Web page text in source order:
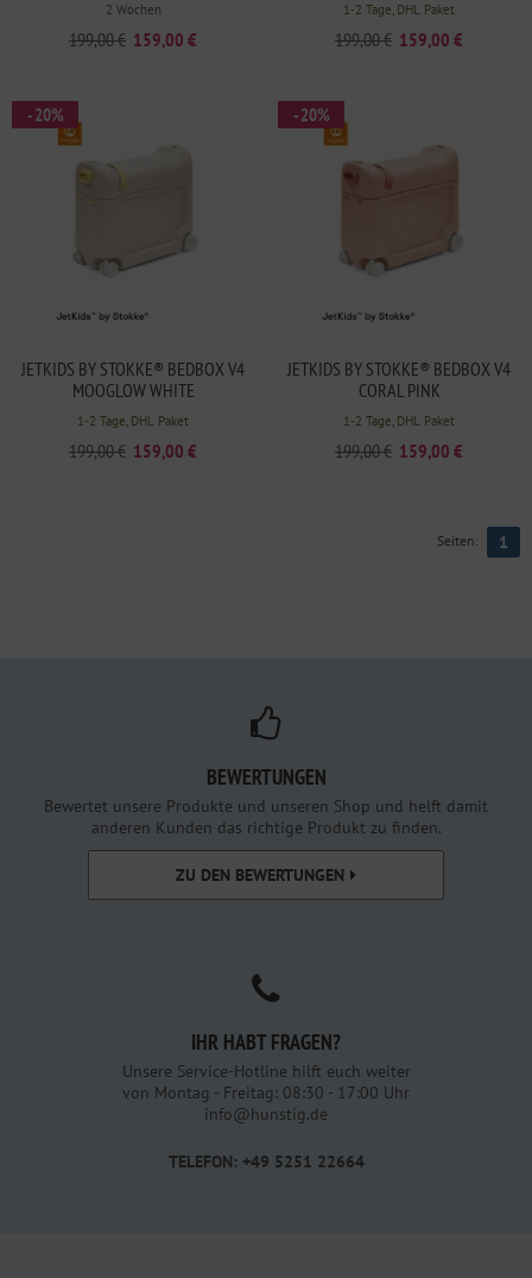
2 Wochen
199,00 € 159,00 €
1-2 Tage, DHL Paket
199,00 € 159,00 €
JETKIDS BY STOKKE® BEDBOX V4
MOOGLOW WHITE
1-2 Tage, DHL Paket
199,00 € 159,00 €
- 20%
JETKIDS BY STOKKE® BEDBOX V4
CORAL PINK
1-2 Tage, DHL Paket
199,00 € 159,00 €
- 20%
Seiten: 1
BEWERTUNGEN
Bewertet unsere Produkte und unseren Shop und helft damit
anderen Kunden das richtige Produkt zu finden.
ZU DEN BEWERTUNGEN
IHR HABT FRAGEN?
Unsere Service-Hotline hilft euch weiter
von Montag - Freitag: 08:30 - 17:00 Uhr
info@hunstig.de
TELEFON: +49 5251 22664